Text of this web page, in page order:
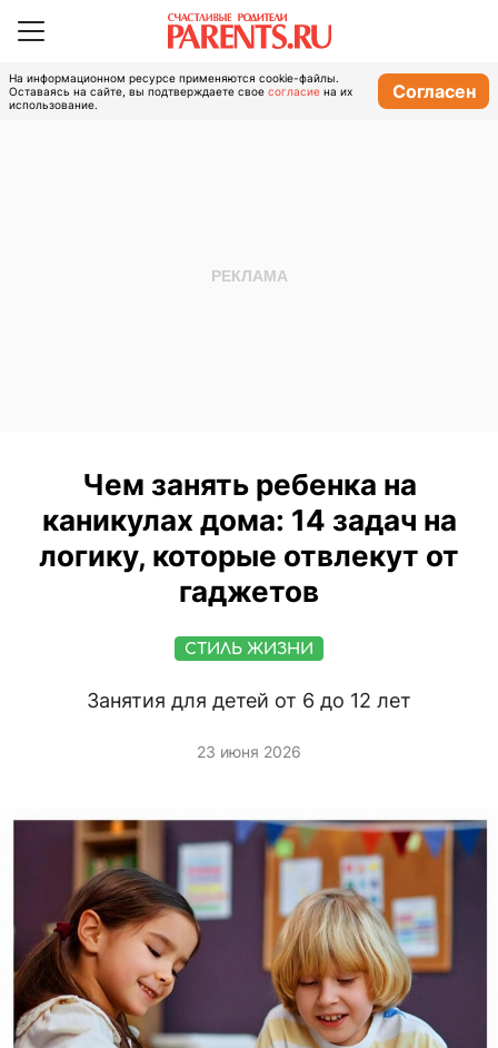
На информационном ресурсе применяются cookie-файлы.
Оставаясь на сайте, вы подтверждаете свое согласие на их
использование.
Согласен
Чем занять ребенка на
каникулах дома: 14 задач на
логику, которые отвлекут от
гаджетов
СТИЛЬ ЖИЗНИ
Занятия для детей от 6 до 12 лет
23 июня 2026